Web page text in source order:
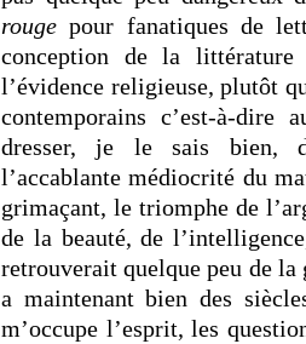
rouge pour fanatiques de
conception de la
l’évidence religieuse, plutôt
contemporains c’est-à-dire
dresser, je le sais bien,
l’accablante médiocrité du
grimaçant, le triomphe de
de la beauté, de
retrouverait quelque peu de
a maintenant bien des
m’occupe l’esprit, les